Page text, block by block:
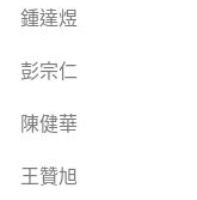
鍾達煜
彭宗仁
陳健華
王贊旭